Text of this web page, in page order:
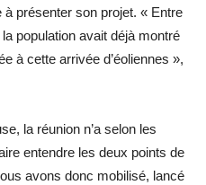
à présenter son projet. « Entre
population avait déjà montré
à cette arrivée d’éoliennes »,
la réunion n’a selon les
entendre les deux points de
avons donc mobilisé, lancé